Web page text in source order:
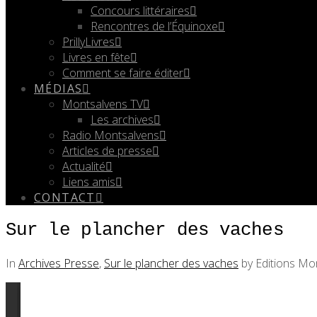
Concours littéraires
Rencontres de l’Équinoxe
PrillyLivres
Livres en fête
Comment se faire éditer
MÉDIAS
Montsalvens TV
Les archives
Radio Montsalvens
Articles de presse
Actualité
Liens amis
CONTACT
Sur le plancher des vaches
In Archives Presse, Sur le plancher des vaches by Editions